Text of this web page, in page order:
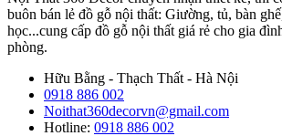
buôn bán lẻ đồ gỗ nội thất: Giường, tủ, bàn
học...cung cấp đồ gỗ nội thất giá rẻ cho gia
phòng.
Hữu Bằng - Thạch Thất - Hà Nội
0918 886 002
Noithat360decorvn@gmail.com
Hotline: 0918 886 002